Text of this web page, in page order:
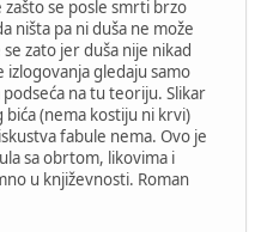
se posle smrti brzo
ništa pa ni duša ne može
zato jer duša nije nikad
izlogovanja gledaju samo
na tu teoriju. Slikar
bića (nema kostiju ni krvi)
fabule nema. Ovo je
sa obrtom, likovima i
u književnosti. Roman